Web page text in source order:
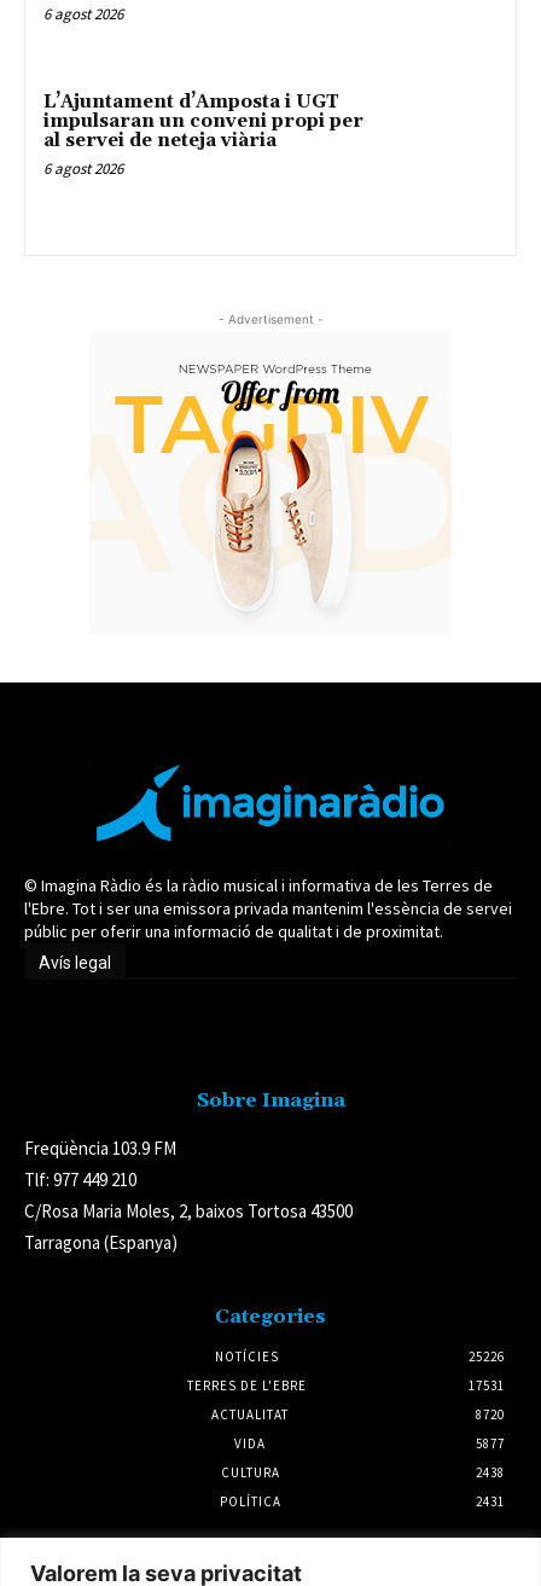
Valorem la seva privacitat
6 agost 2026
L’Ajuntament d’Amposta i UGT
impulsaran un conveni propi per
al servei de neteja viària
6 agost 2026
- Advertisement -
© Imagina Ràdio és la ràdio musical i informativa de les Terres de
l'Ebre. Tot i ser una emissora privada mantenim l'essència de servei
públic per oferir una informació de qualitat i de proximitat.
Avís legal
Sobre Imagina
Freqüència 103.9 FM
Tlf: 977 449 210
C/Rosa Maria Moles, 2, baixos Tortosa 43500
Tarragona (Espanya)
Categories
NOTÍCIES
25226
TERRES DE L'EBRE
17531
ACTUALITAT
8720
VIDA
5877
CULTURA
2438
POLÍTICA
2431